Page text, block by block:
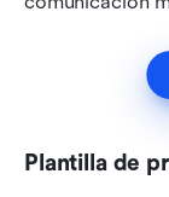
Plantilla de